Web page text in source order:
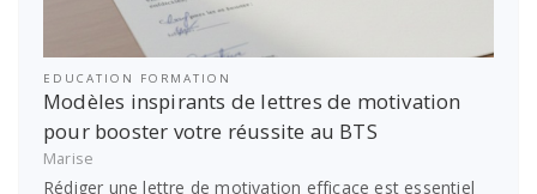
EDUCATION FORMATION
Modèles inspirants de lettres de motivation
pour booster votre réussite au BTS
Marise
Rédiger une lettre de motivation efficace est essentiel